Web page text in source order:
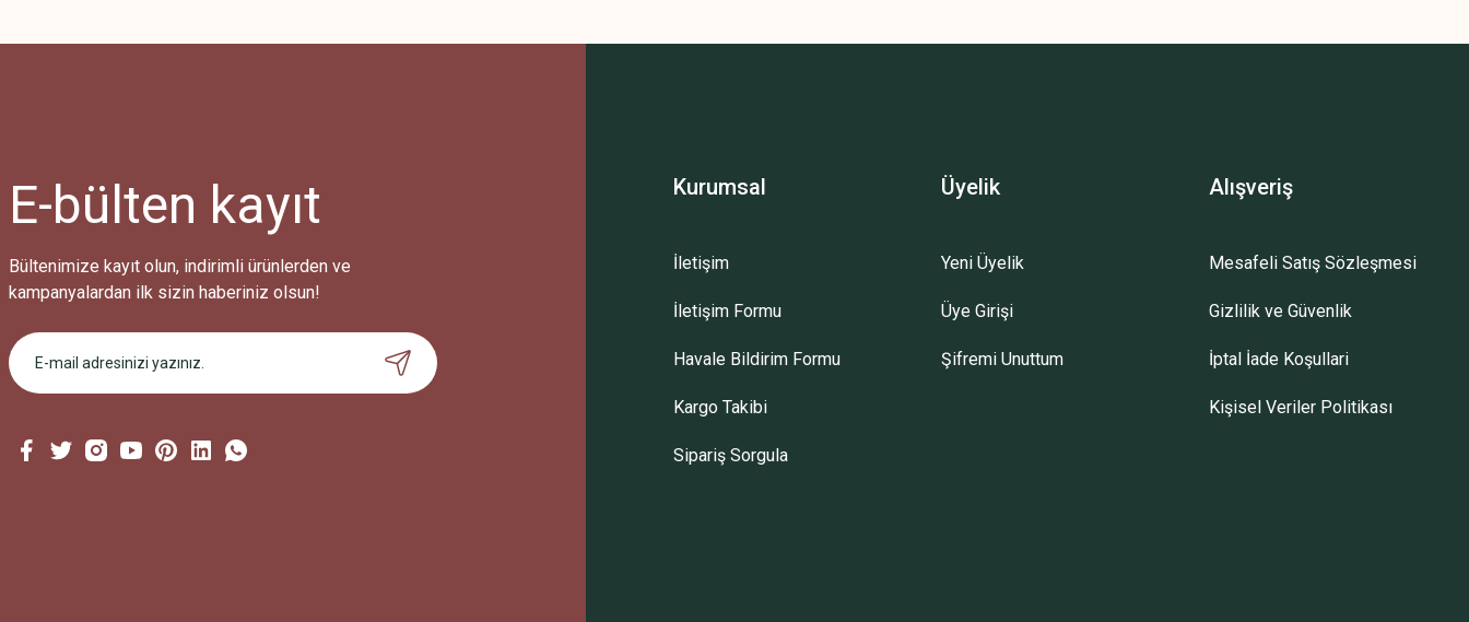
E-bülten kayıt
Bültenimize kayıt olun, indirimli ürünlerden ve
kampanyalardan ilk sizin haberiniz olsun!
Kurumsal
İletişim
İletişim Formu
Havale Bildirim Formu
Kargo Takibi
Sipariş Sorgula
Üyelik
Yeni Üyelik
Üye Girişi
Şifremi Unuttum
Alışveriş
Mesafeli Satış Sözleşmesi
Gizlilik ve Güvenlik
İptal İade Koşullari
Kişisel Veriler Politikası